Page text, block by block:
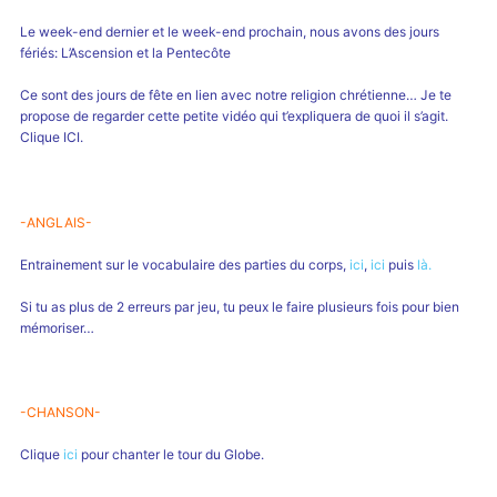
Le week-end dernier et le week-end prochain, nous avons des jours
fériés: L’Ascension et la Pentecôte
Ce sont des jours de fête en lien avec notre religion chrétienne… Je te
propose de regarder cette petite vidéo qui t’expliquera de quoi il s’agit.
Clique ICI.
-ANGLAIS-
Entrainement sur le vocabulaire des parties du corps, ici,ici puis là.
Si tu as plus de 2 erreurs par jeu, tu peux le faire plusieurs fois pour bien
mémoriser…
-CHANSON-
Clique ici pour chanter le tour du Globe.